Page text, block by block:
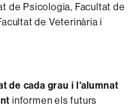
de Psicologia, Facultat de
de Veterinària i
de cada grau i l'alumnat
informen els futurs